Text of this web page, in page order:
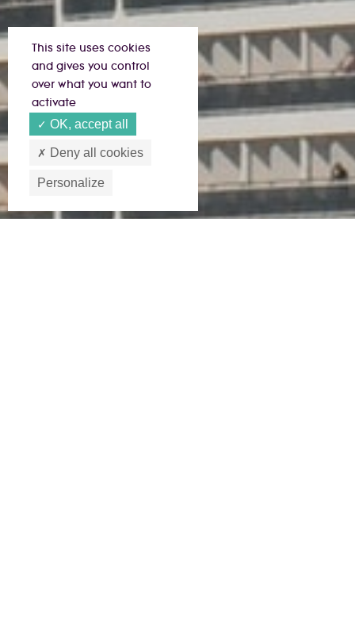
This site uses cookies
and gives you control
over what you want to
activate
OK, accept all
Deny all cookies
Personalize